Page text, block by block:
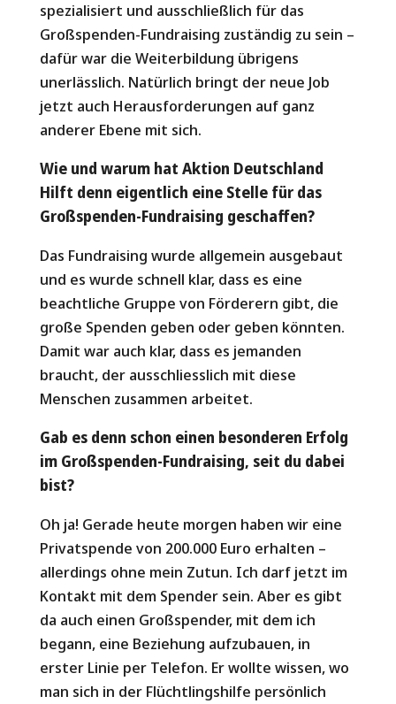
spezialisiert und ausschließlich für das
Großspenden-Fundraising zuständig zu sein –
dafür war die Weiterbildung übrigens
unerlässlich. Natürlich bringt der neue Job
jetzt auch Herausforderungen auf ganz
anderer Ebene mit sich.
Wie und warum hat Aktion Deutschland
Hilft denn eigentlich eine Stelle für das
Großspenden-Fundraising geschaffen?
Das Fundraising wurde allgemein ausgebaut
und es wurde schnell klar, dass es eine
beachtliche Gruppe von Förderern gibt, die
große Spenden geben oder geben könnten.
Damit war auch klar, dass es jemanden
braucht, der ausschliesslich mit diese
Menschen zusammen arbeitet.
Gab es denn schon einen besonderen Erfolg
im Großspenden-Fundraising, seit du dabei
bist?
Oh ja! Gerade heute morgen haben wir eine
Privatspende von 200.000 Euro erhalten –
allerdings ohne mein Zutun. Ich darf jetzt im
Kontakt mit dem Spender sein. Aber es gibt
da auch einen Großspender, mit dem ich
begann, eine Beziehung aufzubauen, in
erster Linie per Telefon. Er wollte wissen, wo
man sich in der Flüchtlingshilfe persönlich